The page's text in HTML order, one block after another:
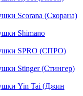
Scorana (Скорана)
Shimano
SPRO (СПРО)
Stinger (Стингер)
Yin Tai (Джин